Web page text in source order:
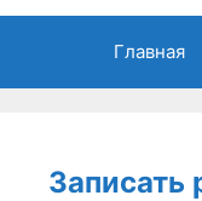
Главная
Записать